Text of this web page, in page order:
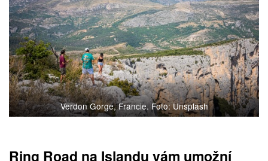
Verdon Gorge, Francie. Foto: Unsplash
Ring Road na Islandu vám umožní